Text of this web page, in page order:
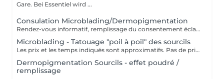
Gare. Bei Essentiel wird ...
Consulation Microblading/Dermopigmentation
Rendez-vous informatif, remplissage du consentement éclairé pour la réalisation d'un acte de tatouage. Évaluation du tatouage à réaliser, choix de la technique la mieux adaptée. La consultation est considérée comme un acompte si prise de rendez-vous pour le tatouage endéans les 15 jours.
Microblading - Tatouage "poil à poil" des sourcils
Les prix et les temps indiqués sont approximatifs. Pas de prise de rendez-vous sans consultation préalable. Réservable en ligne ou par téléphone.
Dermopigmentation Sourcils - effet poudré /
remplissage